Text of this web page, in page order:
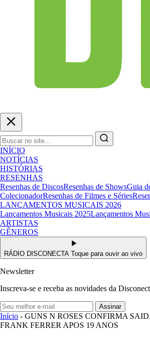
INÍCIO
NOTÍCIAS
HISTÓRIAS
RESENHAS
Resenhas de DiscosResenhas de ShowsGuia
ColecionadorResenhas de Filmes e Séries
LANÇAMENTOS MUSICAIS 2026
Lançamentos Musicais 2025Lançamentos
ARTISTAS
GÊNEROS
RÁDIO DISCONECTA Toque para ouvir ao vivo
Newsletter
Inscreva-se e receba as novidades da
Assinar
Início - GUNS N ROSES CONFIRMA
FRANK FERRER APOS 19 ANOS